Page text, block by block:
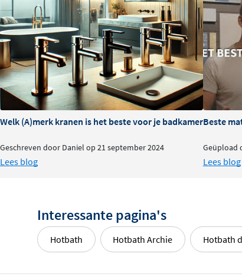
Welk (A)merk kranen is het beste voor je badkamer?
Geschreven door Daniel op 21 september 2024
Lees blog
Beste
Geüpload
Lees blog
Interessante pagina's
Hotbath Hotbath Archie Hotbath